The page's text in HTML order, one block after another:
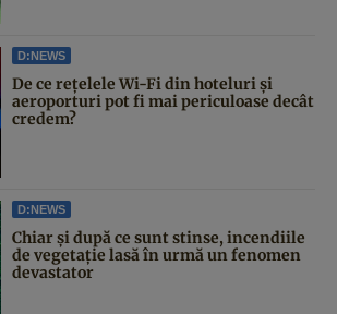
D:NEWS
De ce rețelele Wi-Fi din hoteluri și
aeroporturi pot fi mai periculoase decât
credem?
D:NEWS
Chiar și după ce sunt stinse, incendiile
de vegetație lasă în urmă un fenomen
devastator